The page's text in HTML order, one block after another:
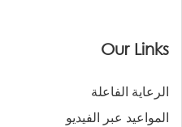
Our Links
الرعاية الفاعلة
المواعيد عبر الفيديو